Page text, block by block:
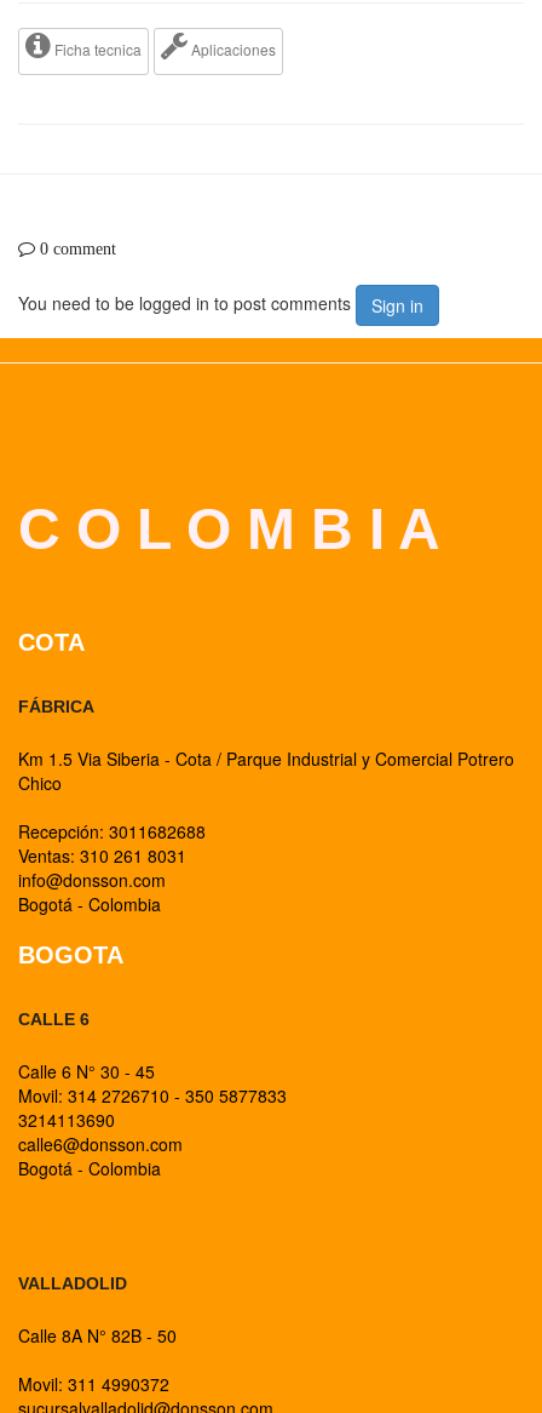
Ficha tecnica Aplicaciones
0 comment
You need to be logged in to post comments Sign in
C O L O M B I A
COTA
FÁBRICA
Km 1.5 Via Siberia - Cota / Parque Industrial y Comercial Potrero
Chico
Recepción: 3011682688
Ventas: 310 261 8031
info@donsson.com
Bogotá - Colombia
BOGOTA
CALLE 6
Calle 6 N° 30 - 45
Movil: 314 2726710 - 350 5877833
3214113690
calle6@donsson.com
Bogotá - Colombia
VALLADOLID
Calle 8A N° 82B - 50
Movil: 311 4990372
sucursalvalladolid@donsson.com